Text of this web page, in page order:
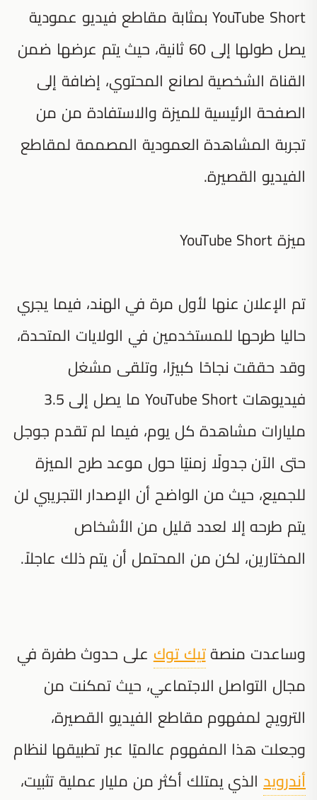
YouTube Short بمثابة مقاطع فيديو عمودية
يصل طولها إلى 60 ثانية، حيث يتم عرضها ضمن
القناة الشخصية لصانع المحتوي، إضافة إلى
الصفحة الرئيسية للميزة والاستفادة من من
تجربة المشاهدة العمودية المصممة لمقاطع
الفيديو القصيرة.
ميزة YouTube Short
تم الإعلان عنها لأول مرة في الهند، فيما يجري
حاليا طرحها للمستخدمين في الولايات المتحدة،
وقد حققت نجاحًا كبيرًا، وتلقى مشغل
فيديوهات YouTube Short ما يصل إلى 3.5
مليارات مشاهدة كل يوم، فيما لم تقدم جوجل
حتى الآن جدولًا زمنيًا حول موعد طرح الميزة
للجميع، حيث من الواضح أن الإصدار التجريبي لن
يتم طرحه إلا لعدد قليل من الأشخاص
المختارين، لكن من المحتمل أن يتم ذلك عاجلاً.
وساعدت منصةتيك توكعلى حدوث طفرة في
مجال التواصل الاجتماعي، حيث تمكنت من
الترويج لمفهوم مقاطع الفيديو القصيرة،
وجعلت هذا المفهوم عالميًا عبر تطبيقها لنظام
أندرويد الذي يمتلك أكثر من مليار عملية تثبيت،